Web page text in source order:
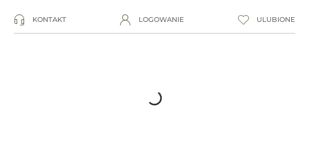
KONTAKT LOGOWANIE ULUBIONE